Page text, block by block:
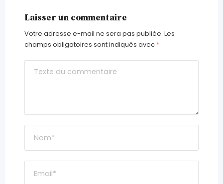
Laisser un commentaire
Votre adresse e-mail ne sera pas publiée. Les
champs obligatoires sont indiqués avec *